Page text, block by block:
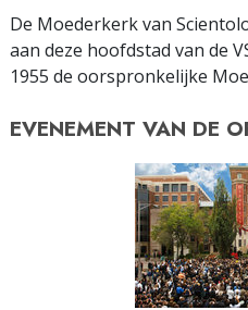
De Moederkerk van
aan deze hoofdstad van de
1955 de oorspronkelijke
EVENEMENT VAN DE